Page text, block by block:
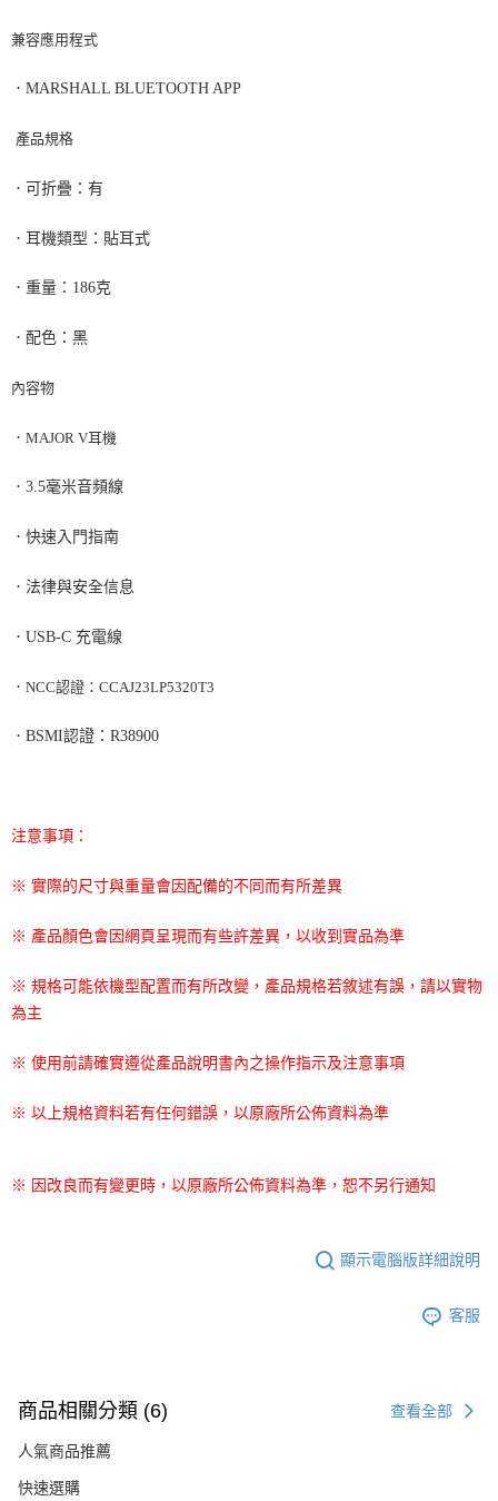
兼容應用程式
． MARSHALL BLUETOOTH APP
產品規格
． 可折疊：有
． 耳機類型：貼耳式
． 重量： 186克
． 配色：黑
內容物
． MAJOR V耳機
． 3.5毫米音頻線
． 快速入門指南
． 法律與安全信息
． USB-C 充電線
． NCC認證： CCAJ23LP5320T3
． BSMI認證： R38900
注意事項：
※ 實際的尺寸與重量會因配備的不同而有所差異
※ 產品顏色會因網頁呈現而有些許差異，以收到實品為準
※ 規格可能依機型配置而有所改變，產品規格若敘述有誤，請以實物
為主
※ 使用前請確實遵從產品說明書內之操作指示及注意事項
※ 以上規格資料若有任何錯誤，以原廠所公佈資料為準
※ 因改良而有變更時，以原廠所公佈資料為準，恕不另行通知
顯示電腦版詳細說明
客服
商品相關分類 (6) 查看全部
人氣商品推薦
快速選購